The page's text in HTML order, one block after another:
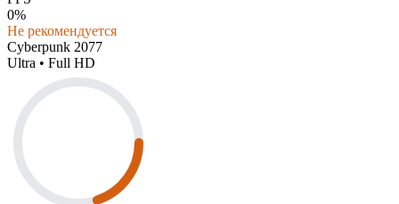
0%
Не рекомендуется
Cyberpunk 2077
Ultra • Full HD